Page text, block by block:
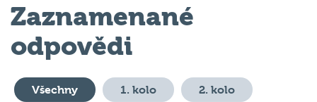
Zaznamenané
odpovědi
Všechny 1. kolo 2. kolo